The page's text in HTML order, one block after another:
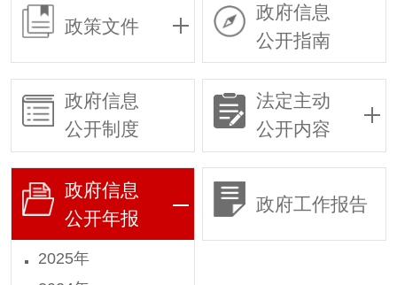
政策文件
政府信息
公开指南
政府信息
公开制度
法定主动
公开内容
政府信息
公开年报
2025年
政府工作报告